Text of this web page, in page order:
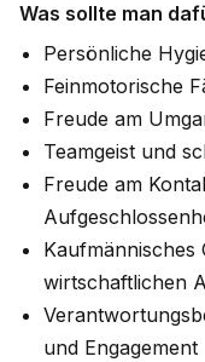
Was sollte man
Persönliche
Feinmotorische
Freude am
Teamgeist und
Freude am
Kaufmännisches
wirtschaftlichen
und Engagement